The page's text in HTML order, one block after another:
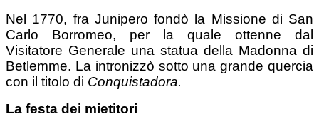
Nel 1770, fra Junipero fondò la Missione di San
Carlo Borromeo, per la quale ottenne dal
Visitatore Generale una statua della Madonna di
Betlemme. La intronizzò sotto una grande quercia
con il titolo di Conquistadora.
La festa dei mietitori